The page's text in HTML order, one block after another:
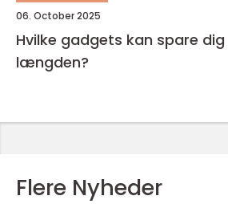
06. October 2025
Hvilke gadgets kan spare
længden?
Flere Nyheder